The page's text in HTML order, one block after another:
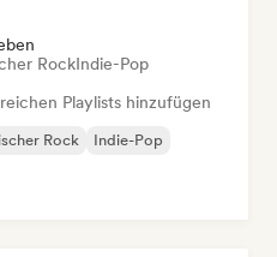
RockIndie-Pop
Playlists hinzufügen
Rock
Indie-Pop